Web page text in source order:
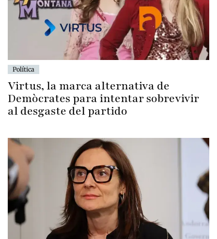
Política
Virtus, la marca alternativa de
Demòcrates para intentar sobrevivir
al desgaste del partido